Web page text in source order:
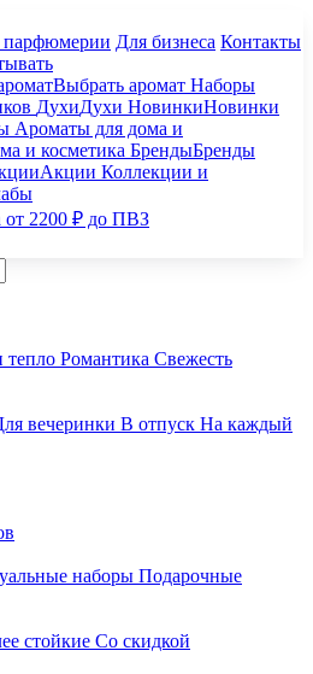
Для бизнеса Контакты
Выбрать аромат Наборы
ДухиДухи НовинкиНовинки
Ароматы для дома и
и косметика БрендыБренды
Акции Коллекции и
от 2200 ₽ до ПВЗ
тепло Романтика Свежесть
вечеринки В отпуск На каждый
наборы Подарочные
стойкие Со скидкой